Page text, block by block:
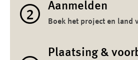
2
Aanmelden
Boek het project en land
Plaatsing &